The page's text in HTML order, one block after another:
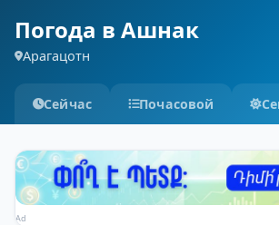
Погода в Ашнак
Арагацотн
Сейчас Почасовой
Ad